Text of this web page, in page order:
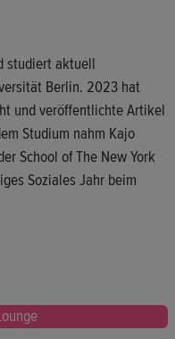
studiert aktuell
Berlin. 2023 hat
und veröffentlichte Artikel
Studium nahm Kajo
School of The New York
Soziales Jahr beim